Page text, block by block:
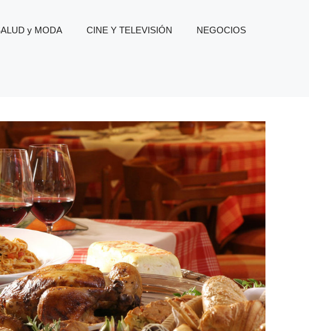
y MODA CINE Y TELEVISIÓN NEGOCIOS